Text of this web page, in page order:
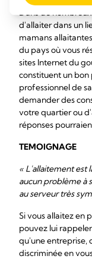
Dans de
d'allaiter dans un
mamans
du pays où vous
sites Internet du
constituent un
professionnel de
demander des
votre quartier ou
réponses
TEMOIGNAGE
« L'allaitement est
aucun problème à
au serveur très
Si vous allaitez en
pouvez lui
qu'une entreprise,
discriminée en